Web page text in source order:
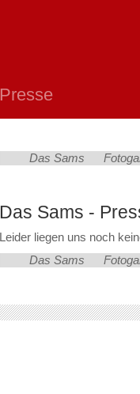
Presse
Das Sams
Das Sams -
Leider liegen uns noch
Das Sams